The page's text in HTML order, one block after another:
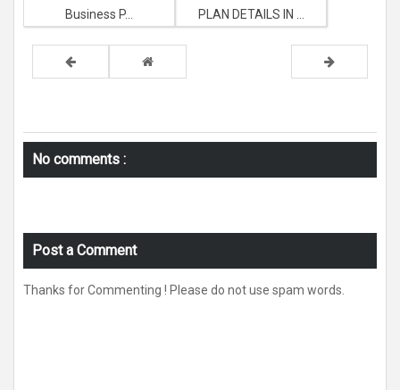
Business P...
PLAN DETAILS IN ...
No comments :
Post a Comment
Thanks for Commenting ! Please do not use spam words.